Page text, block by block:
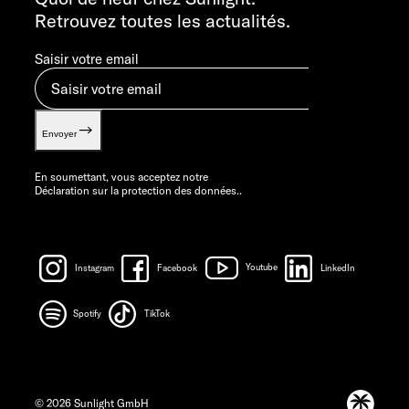
Retrouvez toutes les actualités.
Saisir votre email
Envoyer
En soumettant, vous acceptez notre
Déclaration sur la protection des données..
Instagram Facebook Youtube LinkedIn
Spotify TikTok
© 2026 Sunlight GmbH